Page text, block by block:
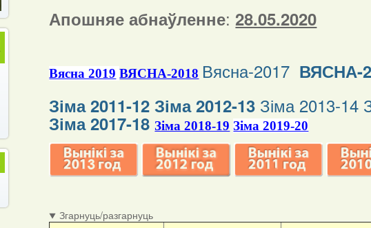
Апошняе абнаўленне: 28.05.2020
Вясна 2019 ВЯСНА-2018 Вясна-2017 ВЯСНА-
Зіма 2011-12 Зіма 2012-13 Зіма 2013-14
Зіма 2017-18 Зіма 2018-19 Зіма 2019-20
Згарнуць/разгарнуць